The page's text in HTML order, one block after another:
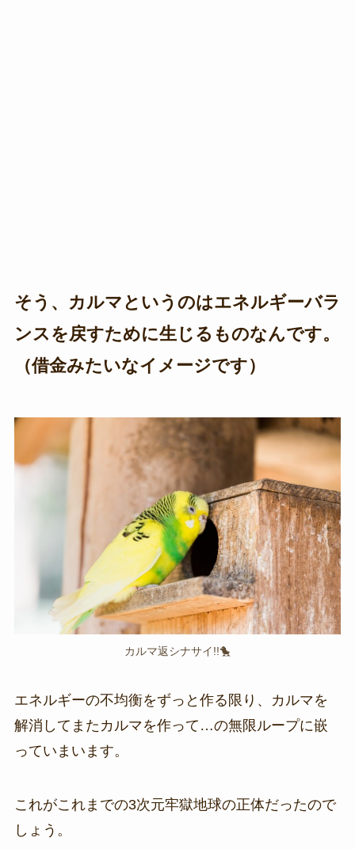
そう、カルマというのはエネルギーバラ
ンスを戻すために生じるものなんです。
（借金みたいなイメージです）
カルマ返シナサイ!!🐤
エネルギーの不均衡をずっと作る限り、カルマを
解消してまたカルマを作って…の無限ループに嵌
っていまいます。
これがこれまでの3次元牢獄地球の正体だったので
しょう。